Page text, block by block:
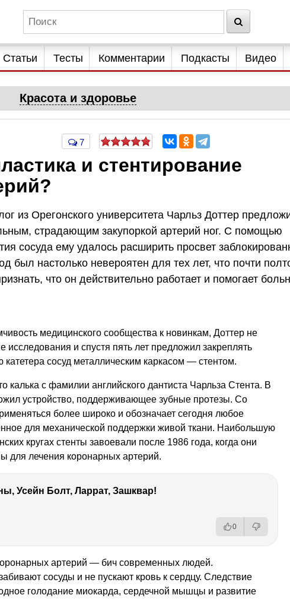
Статьи Тесты Комментарии Подкасты Видео
Красота и здоровье
7
и стентирование
из Орегонского университета Чарльз Доттер
страдающим закупоркой артерий ног. С помощью
сосуда ему удалось расширить просвет
был настолько невероятен для тех лет, что почти
что он действительно работает и помогает
медицинского сообщества к новинкам, Доттер не
исследования и спустя пять лет предложил закреплять
сосуд металлическим каркасом — стентом.
калька с фамилии английского дантиста Чарльза Стента. В
устройство, поддерживающее зубные протезы. Со
более широко и обозначает сегодня любое
для механической поддержки живой ткани. Наибольшую
кругах стенты завоевали после 1986 года, когда они
для лечения коронарных артерий.
Усейн Болт, Ларрат, Зашквар!
0
артерий — бич современных людей.
сосуды и не пускают кровь к сердцу. Следствие
голодание миокарда, сердечной мышцы и развитие